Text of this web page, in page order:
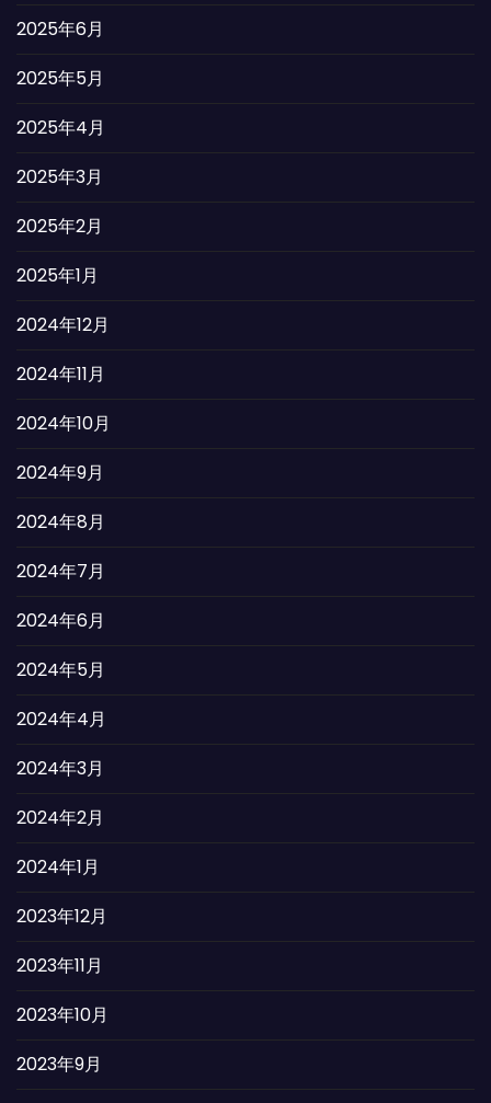
2025年6月
2025年5月
2025年4月
2025年3月
2025年2月
2025年1月
2024年12月
2024年11月
2024年10月
2024年9月
2024年8月
2024年7月
2024年6月
2024年5月
2024年4月
2024年3月
2024年2月
2024年1月
2023年12月
2023年11月
2023年10月
2023年9月